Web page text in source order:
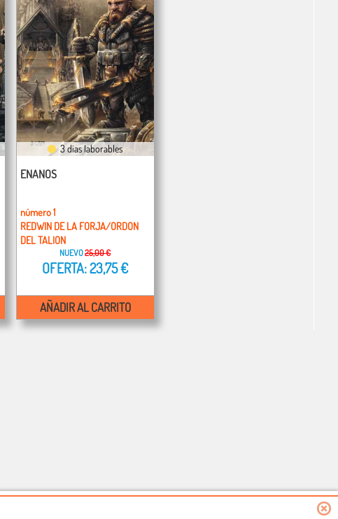
3 días laborables
ENANOS
número 1
REDWIN DE LA FORJA/ORDON
DEL TALION
NUEVO25,00 €
OFERTA: 23,75 €
AÑADIR AL CARRITO